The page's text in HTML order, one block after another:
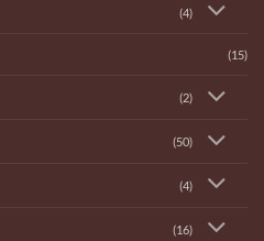
(4)
(15)
(2)
(50)
(4)
(16)